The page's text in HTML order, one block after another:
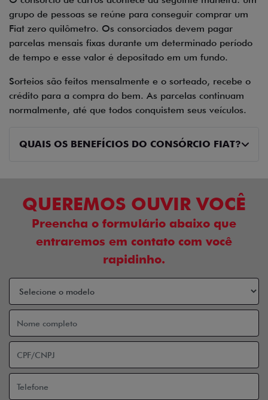
grupo de pessoas se reúne para conseguir comprar um
Fiat zero quilômetro. Os consorciados devem pagar
parcelas mensais fixas durante um determinado período
de tempo e esse valor é depositado em um fundo.
Sorteios são feitos mensalmente e o sorteado, recebe o
crédito para a compra do bem. As parcelas continuam
normalmente, até que todos conquistem seus veículos.
QUAIS OS BENEFÍCIOS DO CONSÓRCIO FIAT?
QUEREMOS OUVIR VOCÊ
Preencha o formulário abaixo que
entraremos em contato com você
rapidinho.